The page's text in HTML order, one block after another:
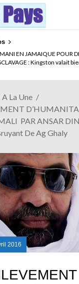
TALON A LA TETE DU
quitte le pouvoir sans
A La Une
PAR ANSAR
De Ag Ghaly
2016